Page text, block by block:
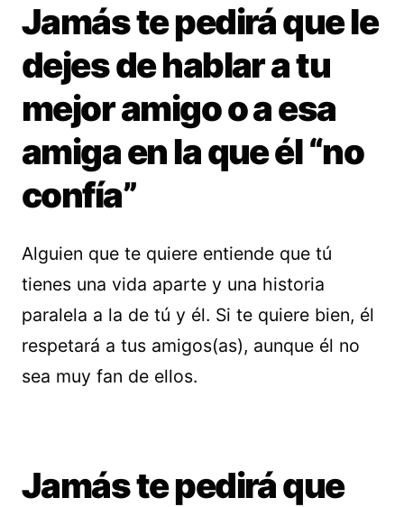
Jamás te pedirá que le
dejes de hablar a tu
mejor amigo o a esa
amiga en la que él “no
confía”
Alguien que te quiere entiende que tú
tienes una vida aparte y una historia
paralela a la de tú y él. Si te quiere bien, él
respetará a tus amigos(as), aunque él no
sea muy fan de ellos.
Jamás te pedirá que